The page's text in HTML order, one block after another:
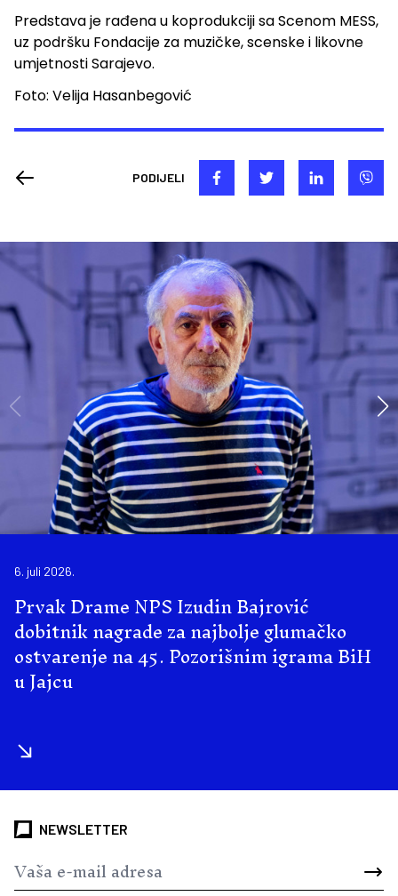
Predstava je rađena u koprodukciji sa Scenom MESS,
uz podršku Fondacije za muzičke, scenske i likovne
umjetnosti Sarajevo.
Foto: Velija Hasanbegović
PODIJELI
6. juli 2026.
Prvak Drame NPS Izudin Bajrović
dobitnik nagrade za najbolje glumačko
ostvarenje na 45. Pozorišnim igrama BiH
u Jajcu
NEWSLETTER